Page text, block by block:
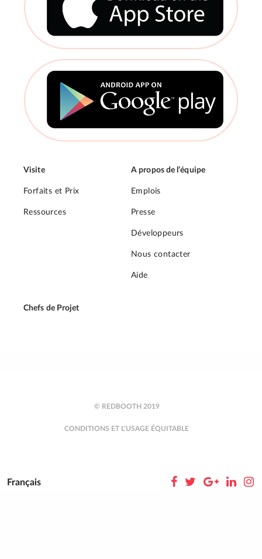
Visite
Forfaits et Prix
Ressources
A propos de l’équipe
Emplois
Presse
Développeurs
Nous contacter
Aide
Chefs de Projet
© REDBOOTH 2019
CONDITIONS ET L’USAGE ÉQUITABLE
Français